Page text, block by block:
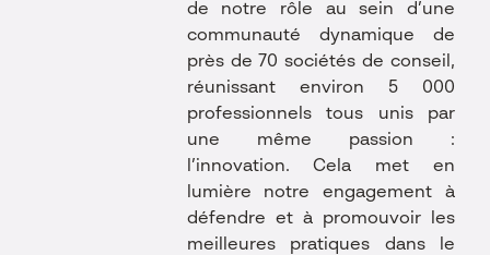
de notre rôle au sein d’une
communauté dynamique de
près de 70 sociétés de conseil,
réunissant environ 5 000
professionnels tous unis par
une même passion :
l’innovation. Cela met en
lumière notre engagement à
défendre et à promouvoir les
meilleures pratiques dans le